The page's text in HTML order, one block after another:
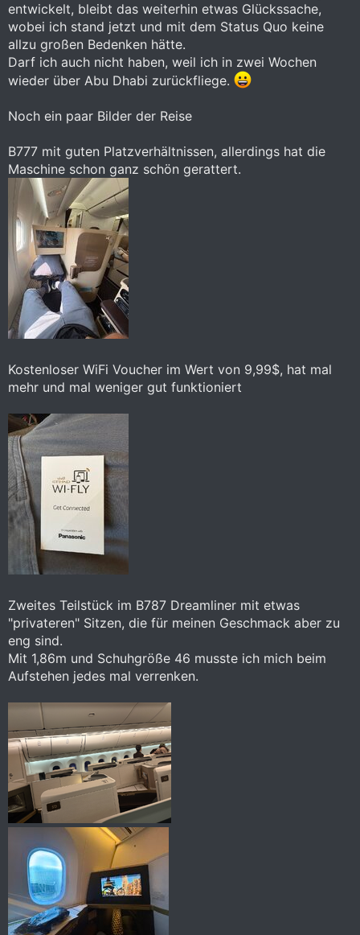
entwickelt, bleibt das weiterhin etwas Glückssache,
wobei ich stand jetzt und mit dem Status Quo keine
allzu großen Bedenken hätte.
Darf ich auch nicht haben, weil ich in zwei Wochen
wieder über Abu Dhabi zurückfliege.
Noch ein paar Bilder der Reise
B777 mit guten Platzverhältnissen, allerdings hat die
Maschine schon ganz schön gerattert.
Kostenloser WiFi Voucher im Wert von 9,99$, hat mal
mehr und mal weniger gut funktioniert
Zweites Teilstück im B787 Dreamliner mit etwas
"privateren" Sitzen, die für meinen Geschmack aber zu
eng sind.
Mit 1,86m und Schuhgröße 46 musste ich mich beim
Aufstehen jedes mal verrenken.